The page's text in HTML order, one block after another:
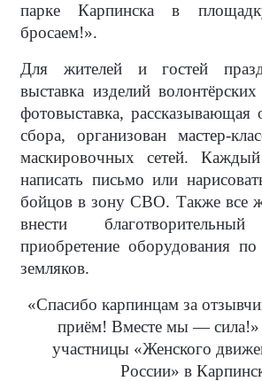
парке Карпинска в
бросаем!».
Для жителей и гостей
выставка изделий
фотовыставка, рассказывающая
сбора, организован мастер-
маскировочных сетей.
написать письмо или
бойцов в зону СВО. Также все
внести
приобретение оборудования
земляков.
«Спасибо карпинцам за
приём! Вместе мы — сила!»
участницы «Женского
России» в